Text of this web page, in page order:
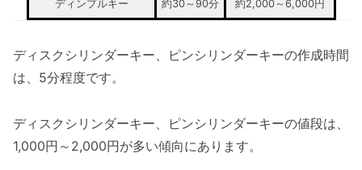
ディンプルキー 約30～90分 約2,000～6,000円
ディスクシリンダーキー、ピンシリンダーキーの作成時間
は、5分程度です。
ディスクシリンダーキー、ピンシリンダーキーの値段は、
1,000円～2,000円が多い傾向にあります。